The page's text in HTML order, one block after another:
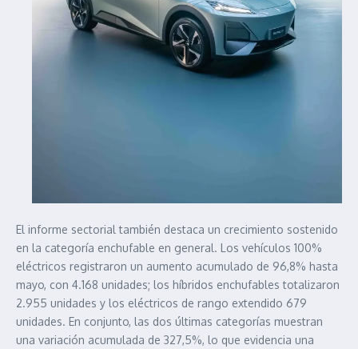
El informe sectorial también destaca un crecimiento sostenido
en la categoría enchufable en general. Los vehículos 100%
eléctricos registraron un aumento acumulado de 96,8% hasta
mayo, con 4.168 unidades; los híbridos enchufables totalizaron
2.955 unidades y los eléctricos de rango extendido 679
unidades. En conjunto, las dos últimas categorías muestran
una variación acumulada de 327,5%, lo que evidencia una